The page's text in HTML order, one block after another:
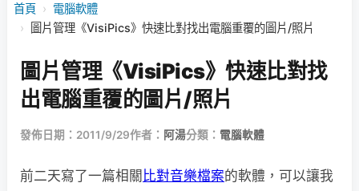
首頁 › 電腦軟體
›
圖片管理《VisiPics》快速比對找出電腦重覆的圖片/照片
圖片管理《VisiPics》快速比對找
出電腦重覆的圖片/照片
發佈日期：2011/9/29作者： 阿湯分類： 電腦軟體
前二天寫了一篇相關 比對音樂檔案的軟體，可以讓我